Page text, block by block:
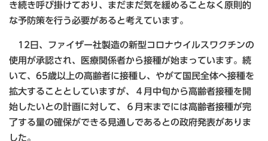
き続き呼び掛けており、まだまだ気を緩めることなく原則的
な予防策を行う必要があると考えています。
12日、ファイザー社製造の新型コロナウイルスワクチンの
使用が承認され、医療関係者から接種が始まっています。続
いて、65歳以上の高齢者に接種し、やがて国民全体へ接種を
拡大することとしていますが、４月中旬から高齢者接種を開
始したいとの計画に対して、６月末までには高齢者接種が完
了する量の確保ができる見通しであるとの政府発表がありま
した。